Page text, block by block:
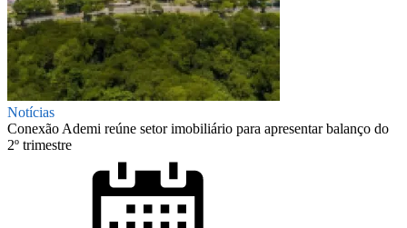
Notícias
Conexão Ademi reúne setor imobiliário para apresentar balanço do
2º trimestre